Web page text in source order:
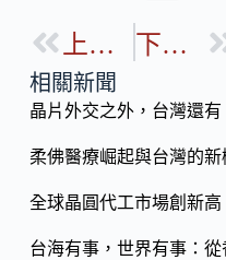
b
o
k
p
Li
n
k
上一篇 下一篇
相關新聞
晶片外交之外，台灣還
柔佛醫療崛起與台灣的新
全球晶圓代工市場創新
台海有事，世界有事：